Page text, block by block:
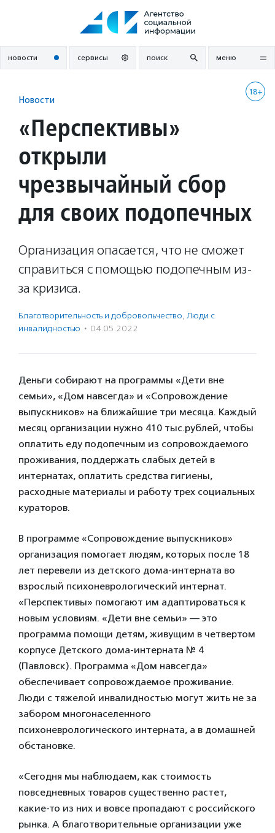
новости сервисы поиск меню
18+
Новости
«Перспективы»
открыли
чрезвычайный сбор
для своих подопечных
Организация опасается, что не сможет
справиться с помощью подопечным из-
за кризиса.
Благотвори­тель­ность и доброволь­чест­во, Люди с
инвалидностью · 04.05.2022
Деньги собирают на программы «Дети вне
семьи», «Дом навсегда» и «Сопровождение
выпускников» на ближайшие три месяца. Каждый
месяц организации нужно 410 тыс.рублей, чтобы
оплатить еду подопечным из сопровождаемого
проживания, поддержать слабых детей в
интернатах, оплатить средства гигиены,
расходные материалы и работу трех социальных
кураторов.
В программе «Сопровождение выпускников»
организация помогает людям, которых после 18
лет перевели из детского дома-интерната во
взрослый психоневрологический интернат.
«Перспективы» помогают им адаптироваться к
новым условиям. «Дети вне семьи» — это
программа помощи детям, живущим в четвертом
корпусе Детского дома-интерната № 4
(Павловск). Программа «Дом навсегда»
обеспечивает сопровождаемое проживание.
Люди с тяжелой инвалидностью могут жить не за
забором многонаселенного
психоневрологического интерната, а в домашней
обстановке.
«Сегодня мы наблюдаем, как стоимость
повседневных товаров существенно растет,
какие-то из них и вовсе пропадают с российского
рынка. А благотворительные организации уже